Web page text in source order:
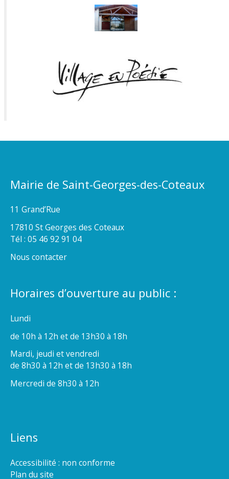
Mairie de Saint-Georges-des-Coteaux
11 Grand’Rue
17810 St Georges des Coteaux
Tél : 05 46 92 91 04
Nous contacter
Horaires d’ouverture au public :
Lundi
de 10h à 12h et de 13h30 à 18h
Mardi, jeudi et vendredi
de 8h30 à 12h et de 13h30 à 18h
Mercredi de 8h30 à 12h
Liens
Accessibilité : non conforme
Plan du site